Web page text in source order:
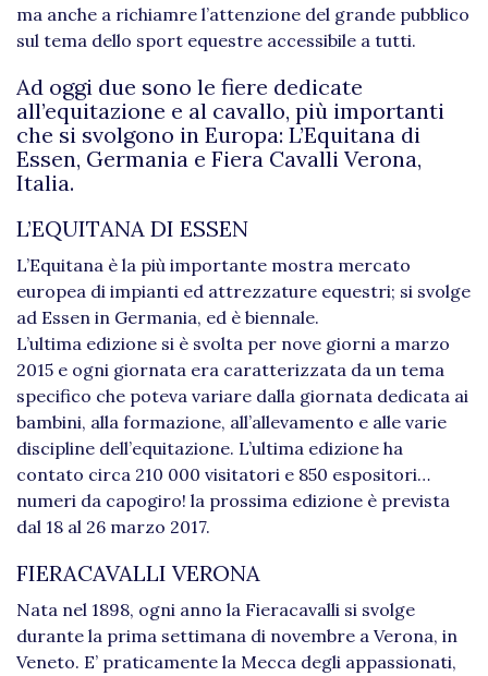
ma anche a richiamre l’attenzione del grande pubblico
sul tema dello sport equestre accessibile a tutti.
Ad oggi due sono le fiere dedicate
all’equitazione e al cavallo, più importanti
che si svolgono in Europa: L’Equitana di
Essen, Germania e Fiera Cavalli Verona,
Italia.
L’EQUITANA DI ESSEN
L’Equitana è la più importante mostra mercato
europea di impianti ed attrezzature equestri; si svolge
ad Essen in Germania, ed è biennale.
L’ultima edizione si è svolta per nove giorni a marzo
2015 e ogni giornata era caratterizzata da un tema
specifico che poteva variare dalla giornata dedicata ai
bambini, alla formazione, all’allevamento e alle varie
discipline dell’equitazione. L’ultima edizione ha
contato circa 210 000 visitatori e 850 espositori…
numeri da capogiro! la prossima edizione è prevista
dal 18 al 26 marzo 2017.
FIERACAVALLI VERONA
Nata nel 1898, ogni anno la Fieracavalli si svolge
durante la prima settimana di novembre a Verona, in
Veneto. E’ praticamente la Mecca degli appassionati,